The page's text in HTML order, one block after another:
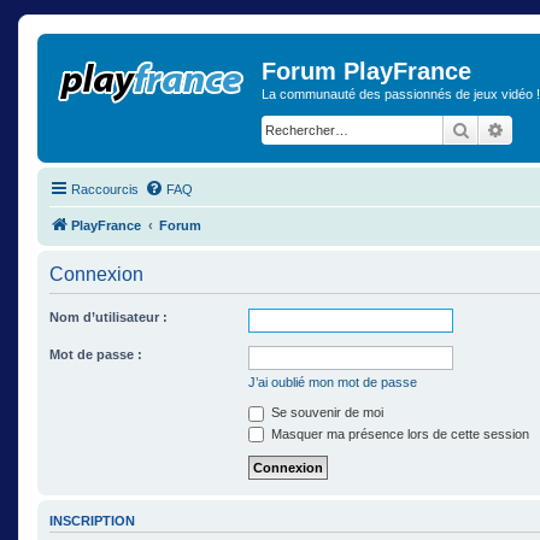
Forum PlayFrance
La communauté des passionnés de jeux vidéo !
Raccourcis FAQ
PlayFrance Forum
Connexion
Nom d’utilisateur :
Mot de passe :
J’ai oublié mon mot de passe
Se souvenir de moi
Masquer ma présence lors de cette session
INSCRIPTION